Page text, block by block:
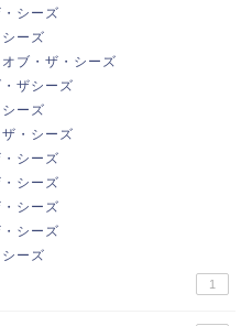
シーズ
ーズ
ブ・ザ・シーズ
ザシーズ
ーズ
・シーズ
シーズ
シーズ
シーズ
シーズ
ーズ
1